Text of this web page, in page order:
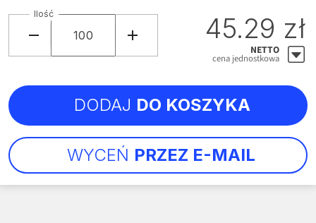
Ilość 45.29 zł
NETTO
cena jednostkowa
WYCEŃ PRZEZ E-MAIL
DODAJ DO KOSZYKA